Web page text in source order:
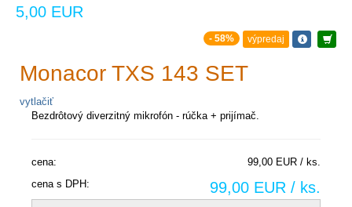
5,00 EUR
- 58% výpredaj
Monacor TXS 143 SET
vytlačiť
Bezdrôtový diverzitný mikrofón - rúčka + prijímač.
cena:
99,00 EUR / ks.
cena s DPH:
99,00 EUR / ks.